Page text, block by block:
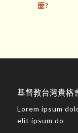
麼?
基督教台灣貴格
Lorem ipsum
elit ipsum do